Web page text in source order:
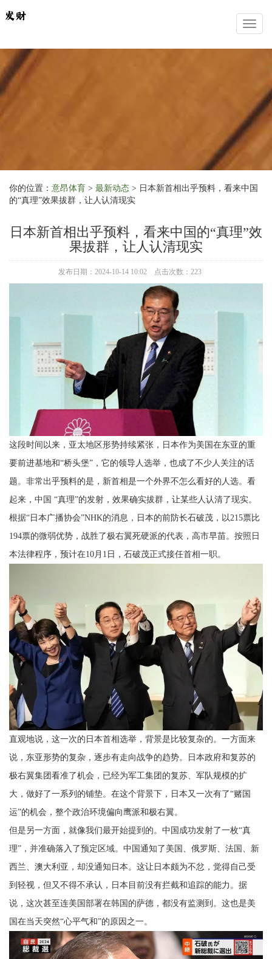
Toggle
你的位置： 意昂体育 > 最新动态 > 日本新首相出乎预料，看来中国
的“真理”效果拔群，让人认清现实
日本新首相出乎预料，看来中国的“真理”效
果拔群，让人认清现实
发布日期：2024-10-14 10:02 点击次数：223
这段时间以来，亚太地区形势持续紧张，日本作为美国在东亚的重
要前进基地和“桥头堡”，它的领导人选举，也成了不少人关注的话
题。非常出乎预料的是，新首相是一个外界不怎么看好的人选。看
起来，中国 “真理”的发射，效果确实拔群，让某些人认清了现实。
根据“日本广播协会”NHK的消息，日本的前防长石破茂，以215票比
194票的微弱优势，战胜了极右翼死硬派的代表，高市早苗。按照日
本法律程序，预计在10月1日，石破茂正式接任首相一职。
直观地说，这一次的日本首相选举，背景是比较复杂的。一方面来
说，东亚形势的复杂，逐步有走向战争的趋势。日本政府和复苏的
极右翼集团看准了机会，已经为军工集团的复苏、军队规模的扩
大，做好了一系列的铺垫。在这个背景下，日本又一次有了“赌国
运”的机会，整个政治环境偏向鹰派和极右翼。
但是另一方面，就像我们最开始提到的。中国成功发射了一枚“真
理”，并准确落入了预定区域。中国通知了美国、俄罗斯、法国、新
西兰、澳大利亚，却没通知日本。这让日本颇为不忿，觉得自己受
到轻视，但又不得不承认，日本目前没有拦截和追踪的能力。据
说，这次甚至连美国部署在韩国的萨德，都没有监测到。这也是美
国在当天突然“心平气和”的原因之一。